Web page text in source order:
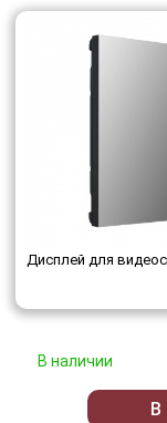
Дисплей для
В наличии
В